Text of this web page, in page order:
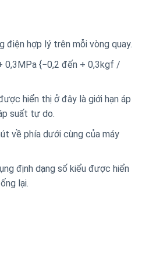
điện hợp lý trên mỗi vòng quay.
0,3MPa {−0,2 đến + 0,3kgf /
hiển thị ở đây là giới hạn áp
suất tự do.
về phía dưới cùng của máy
định dạng số kiểu được hiển
lại.